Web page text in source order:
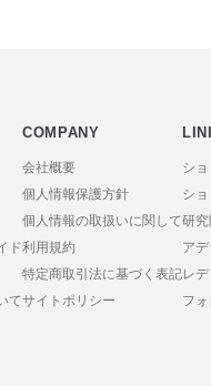
ド
て
COMPANY
会社概要
個人情報保護方針
個人情報の取扱いに関して
利用規約
特定商取引法に基づく表記
サイトポリシー
シ
シ
研究
ア
レ
フ